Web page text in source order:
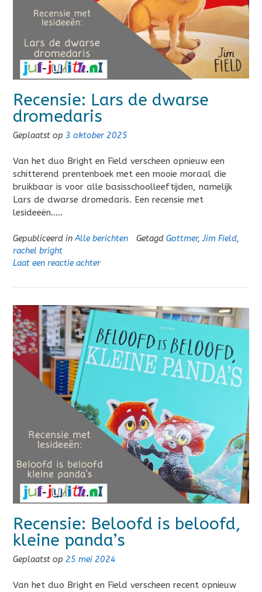
Recensie: Lars de dwarse
dromedaris
Geplaatst op 3 oktober 2025
Van het duo Bright en Field verscheen opnieuw een
schitterend prentenboek met een mooie moraal die
bruikbaar is voor alle basisschoolleeftijden, namelijk
Lars de dwarse dromedaris. Een recensie met
lesideeën…..
Gepubliceerd inAlle berichten Getagd Gottmer,Jim Field,
rachel bright
Laat een reactie achter
Recensie: Beloofd is beloofd,
kleine panda’s
Geplaatst op 25 mei 2024
Van het duo Bright en Field verscheen recent opnieuw